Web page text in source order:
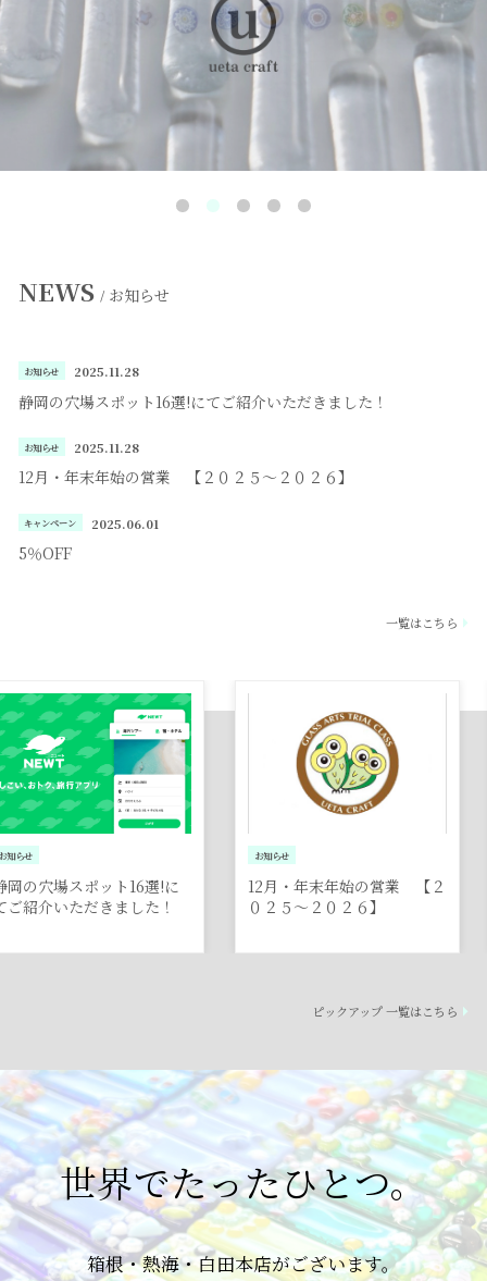
NEWS / お知らせ
お知らせ 2025.11.28
静岡の穴場スポット16選!にてご紹介いただきました！
お知らせ 2025.11.28
12月・年末年始の営業 【２０２５〜２０２６】
キャンペーン 2025.06.01
5％OFF
一覧はこちら
ト16選!に
ました！
12月・年末年始の営業 【２
０２５〜２０２６】
5％OFF
ピックアップ 一覧はこちら
世界でたったひとつ。
箱根・熱海・白田本店がございます。